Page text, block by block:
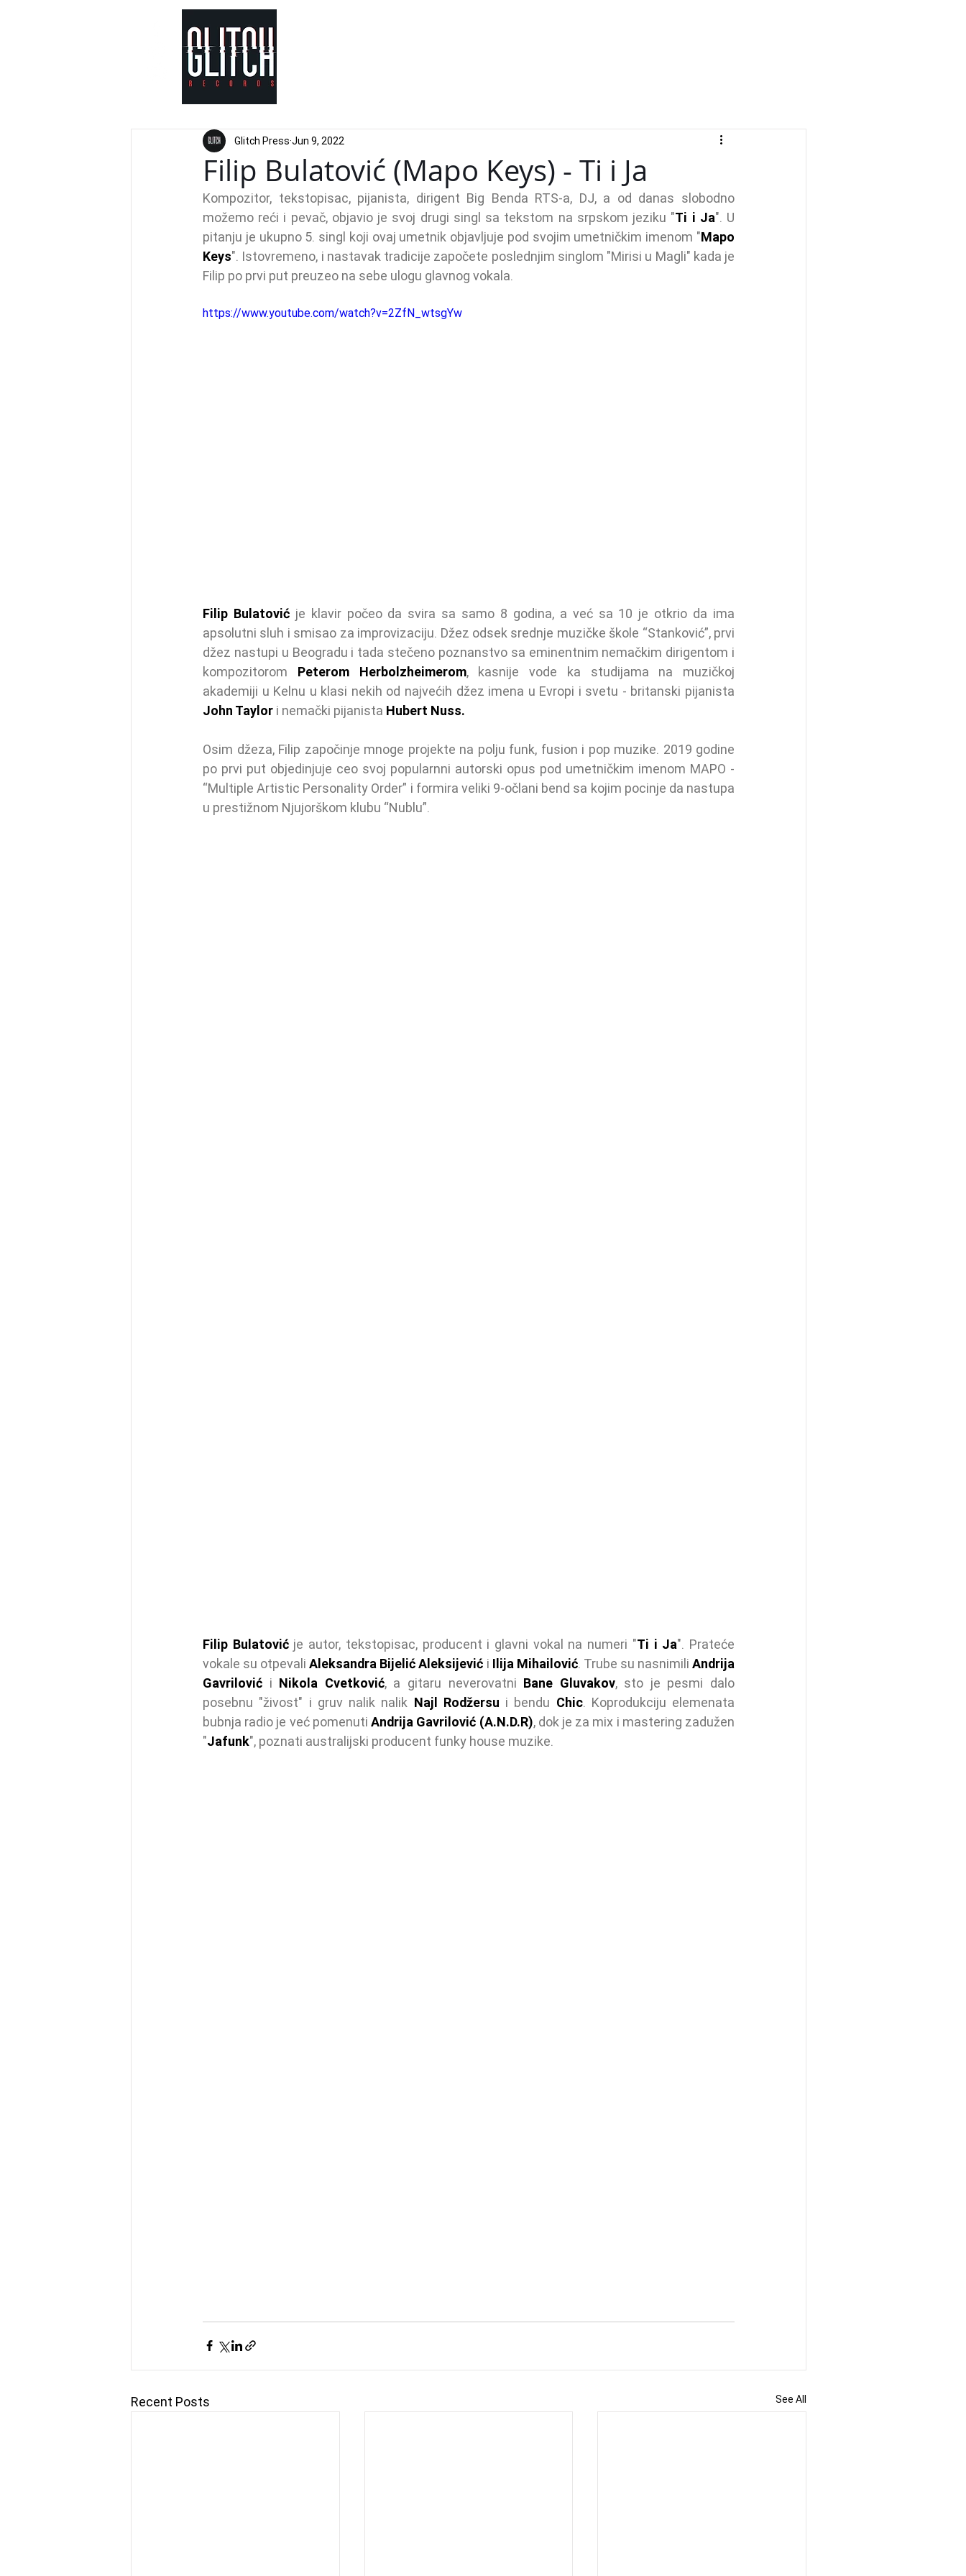
Filip Bulatović (Mapo Keys) - Ti i Ja
Glitch Press Jun 9, 2022
Kompozitor, tekstopisac, pijanista, dirigent Big Benda RTS-a, DJ, a od danas slobodno
možemo reći i pevač, objavio je svoj drugi singl sa tekstom na srpskom jeziku "Ti i Ja". U
pitanju je ukupno 5. singl koji ovaj umetnik objavljuje pod svojim umetničkim imenom "Mapo
Keys". Istovremeno, i nastavak tradicije započete poslednjim singlom "Mirisi u Magli" kada je
Filip po prvi put preuzeo na sebe ulogu glavnog vokala.
https://www.youtube.com/watch?v=2ZfN_wtsgYw
Filip Bulatović je klavir počeo da svira sa samo 8 godina, a već sa 10 je otkrio da ima
apsolutni sluh i smisao za improvizaciju. Džez odsek srednje muzičke škole “Stanković”, prvi
džez nastupi u Beogradu i tada stečeno poznanstvo sa eminentnim nemačkim dirigentom i
kompozitorom Peterom Herbolzheimerom, kasnije vode ka studijama na muzičkoj
John Taylor i nemački pijanista Hubert Nuss.
Osim džeza, Filip započinje mnoge projekte na polju funk, fusion i pop muzike. 2019 godine
po prvi put objedinjuje ceo svoj popularnni autorski opus pod umetničkim imenom MAPO -
“Multiple Artistic Personality Order” i formira veliki 9-očlani bend sa kojim pocinje da nastupa
u prestižnom Njujorškom klubu “Nublu”.
Filip Bulatović je autor, tekstopisac, producent i glavni vokal na numeri "Ti i Ja". Prateće
vokale su otpevali Aleksandra Bijelić Aleksijević i Ilija Mihailović. Trube su nasnimili Andrija
Gavrilović i Nikola Cvetković, a gitaru neverovatni Bane Gluvakov, sto je pesmi dalo
posebnu "živost" i gruv nalik nalik Najl Rodžersu i bendu Chic. Koprodukciju elemenata
bubnja radio je već pomenuti Andrija Gavrilović (A.N.D.R), dok je za mix i mastering zadužen
"Jafunk", poznati australijski producent funky house muzike.
Recent Posts See All